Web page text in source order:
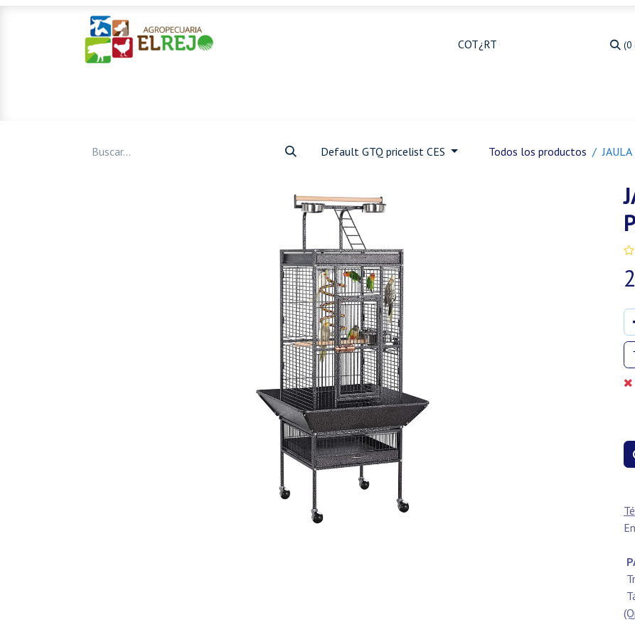
(0
Default GTQ pricelist CES Todos los productos